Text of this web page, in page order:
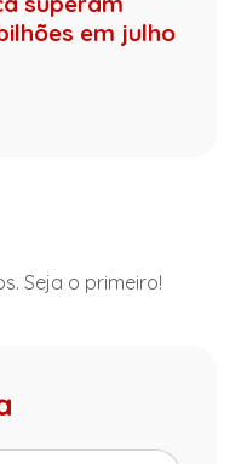
em julho
Seja o primeiro!